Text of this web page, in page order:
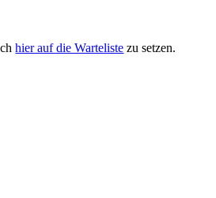
hier auf die Warteliste zu setzen.